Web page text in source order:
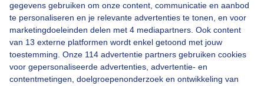
gegevens gebruiken om onze content, communicatie en aanbod
te personaliseren en je relevante advertenties te tonen, en voor
marketingdoeleinden delen met 4 mediapartners. Ook content
van 13 externe platformen wordt enkel getoond met jouw
toestemming. Onze 114 advertentie partners gebruiken cookies
voor gepersonaliseerde advertenties, advertentie- en
contentmetingen, doelgroepenonderzoek en ontwikkeling van
Contact
Toegankelijkheid
Gebruikersvoorwaarden
Adverteren